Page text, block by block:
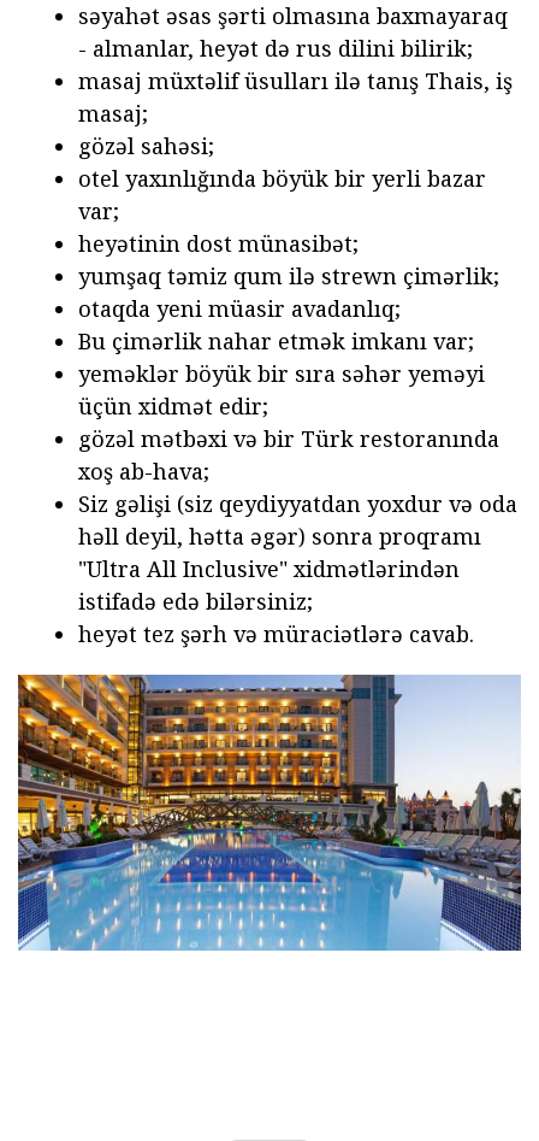
səyahət əsas şərti olmasına baxmayaraq
- almanlar, heyət də rus dilini bilirik;
masaj müxtəlif üsulları ilə tanış Thais, iş
masaj;
gözəl sahəsi;
otel yaxınlığında böyük bir yerli bazar
var;
heyətinin dost münasibət;
yumşaq təmiz qum ilə strewn çimərlik;
otaqda yeni müasir avadanlıq;
Bu çimərlik nahar etmək imkanı var;
yeməklər böyük bir sıra səhər yeməyi
üçün xidmət edir;
gözəl mətbəxi və bir Türk restoranında
xoş ab-hava;
Siz gəlişi (siz qeydiyyatdan yoxdur və oda
həll deyil, hətta əgər) sonra proqramı
"Ultra All Inclusive" xidmətlərindən
istifadə edə bilərsiniz;
heyət tez şərh və müraciətlərə cavab.